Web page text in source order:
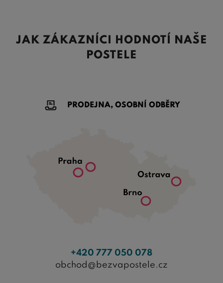
JAK ZÁKAZNÍCI HODNOTÍ NAŠE
POSTELE
PRODEJNA, OSOBNÍ ODBĚRY
+420 777 050 078
obchod@bezvapostele.cz